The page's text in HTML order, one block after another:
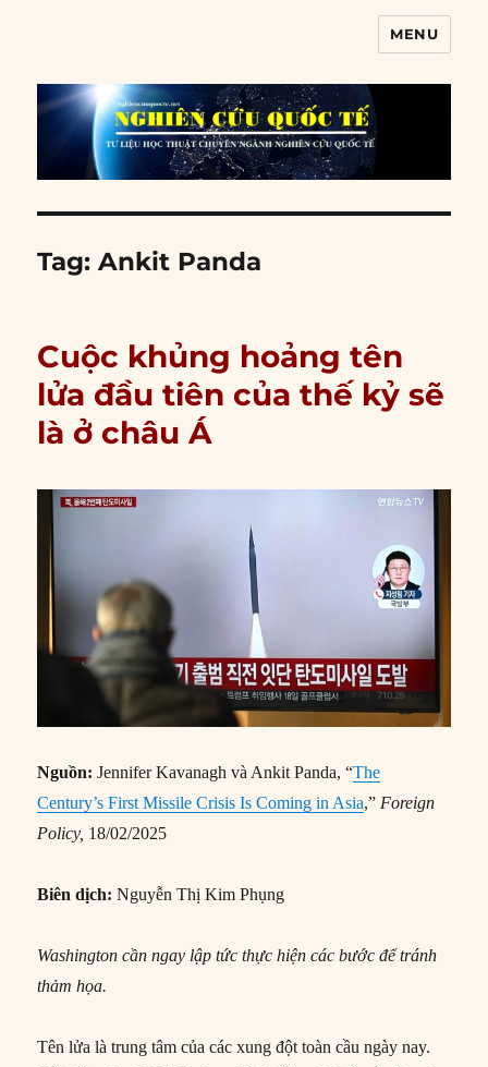
MENU
Tag:Ankit Panda
Cuộc khủng hoảng tên
lửa đầu tiên của thế kỷ sẽ
là ở châu Á
Nguồn: Jennifer Kavanagh và Ankit Panda, “The
Century’s First Missile Crisis Is Coming in Asia,”Foreign
Policy, 18/02/2025
Biên dịch: Nguyễn Thị Kim Phụng
Washington cần ngay lập tức thực hiện các bước để tránh
thảm họa.
Tên lửa là trung tâm của các xung đột toàn cầu ngày nay.